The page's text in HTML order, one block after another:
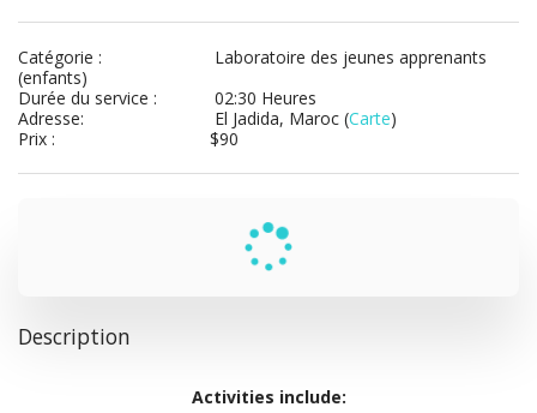
Catégorie :
Laboratoire des jeunes apprenants
(enfants)
Durée du service :
02:30 Heures
Adresse:
El Jadida, Maroc (Carte)
Prix :
$90
Description
Activities include: